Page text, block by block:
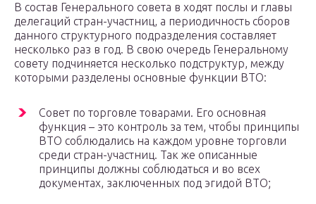
В состав Генерального совета в ходят послы и главы
делегаций стран-участниц, а периодичность сборов
данного структурного подразделения составляет
несколько раз в год. В свою очередь Генеральному
совету подчиняется несколько подструктур, между
которыми разделены основные функции ВТО:
Совет по торговле товарами. Его основная
функция – это контроль за тем, чтобы принципы
ВТО соблюдались на каждом уровне торговли
среди стран-участниц. Так же описанные
принципы должны соблюдаться и во всех
документах, заключенных под эгидой ВТО;